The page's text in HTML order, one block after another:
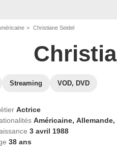
Christiane Seidel
Streaming VOD, DVD
Actrice
Américaine, Allemande,
3 avril 1988
38ans